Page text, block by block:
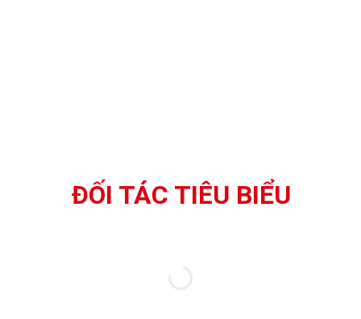
ĐỐI TÁC TIÊU BIỂU